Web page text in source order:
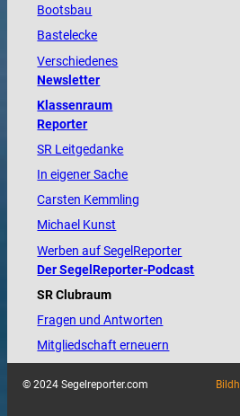
Bootsbau
Bastelecke
Verschiedenes
Newsletter
Klassenraum
Reporter
SR Leitgedanke
In eigener Sache
Carsten Kemmling
Michael Kunst
Werben auf SegelReporter
Der SegelReporter-Podcast
SR Clubraum
Fragen und Antworten
Mitgliedschaft erneuern
© 2024 Segelreporter.com